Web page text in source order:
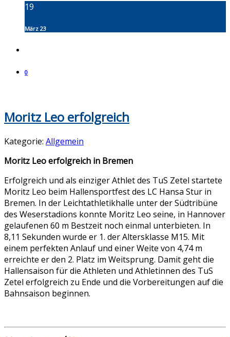
19
März 23
0
Moritz Leo erfolgreich
Kategorie: Allgemein
Moritz Leo erfolgreich in Bremen
Erfolgreich und als einziger Athlet des TuS Zetel startete
Moritz Leo beim Hallensportfest des LC Hansa Stur in
Bremen. In der Leichtathletikhalle unter der Südtribüne
des Weserstadions konnte Moritz Leo seine, in Hannover
gelaufenen 60 m Bestzeit noch einmal unterbieten. In
8,11 Sekunden wurde er 1. der Altersklasse M15. Mit
einem perfekten Anlauf und einer Weite von 4,74 m
erreichte er den 2. Platz im Weitsprung. Damit geht die
Hallensaison für die Athleten und Athletinnen des TuS
Zetel erfolgreich zu Ende und die Vorbereitungen auf die
Bahnsaison beginnen.